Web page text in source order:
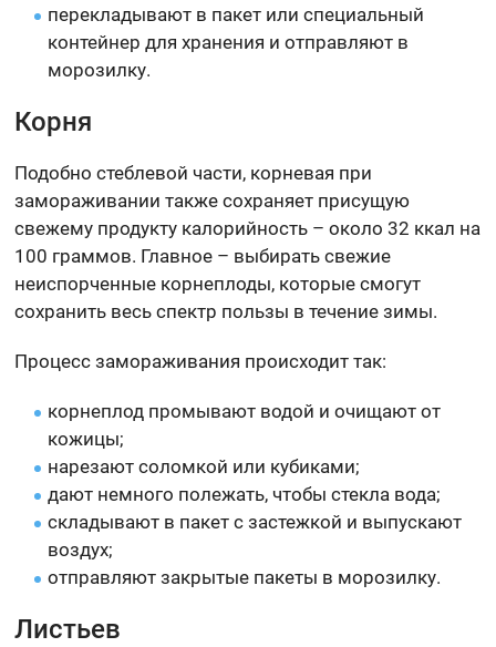
перекладывают в пакет или специальный
контейнер для хранения и отправляют в
морозилку.
Корня
Подобно стеблевой части, корневая при
замораживании также сохраняет присущую
свежему продукту калорийность – около 32 ккал на
100 граммов. Главное – выбирать свежие
неиспорченные корнеплоды, которые смогут
сохранить весь спектр пользы в течение зимы.
Процесс замораживания происходит так:
корнеплод промывают водой и очищают от
кожицы;
нарезают соломкой или кубиками;
дают немного полежать, чтобы стекла вода;
складывают в пакет с застежкой и выпускают
воздух;
отправляют закрытые пакеты в морозилку.
Листьев